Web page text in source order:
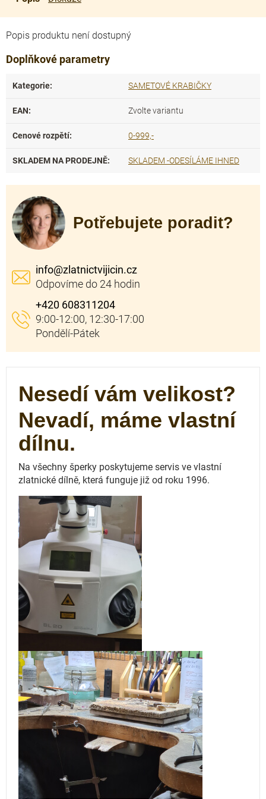
Popis produktu není dostupný
Doplňkové parametry
Kategorie: SAMETOVÉ KRABIČKY
EAN: Zvolte variantu
Cenové rozpětí: 0-999,-
SKLADEM NA PRODEJNĚ: SKLADEM -ODESÍLÁME IHNED
Potřebujete poradit?
info@zlatnictvijicin.cz
+420 608311204
Nesedí vám velikost?
Nevadí, máme vlastní
dílnu.
Na všechny šperky poskytujeme servis ve vlastní
zlatnické dílně, která funguje již od roku 1996.